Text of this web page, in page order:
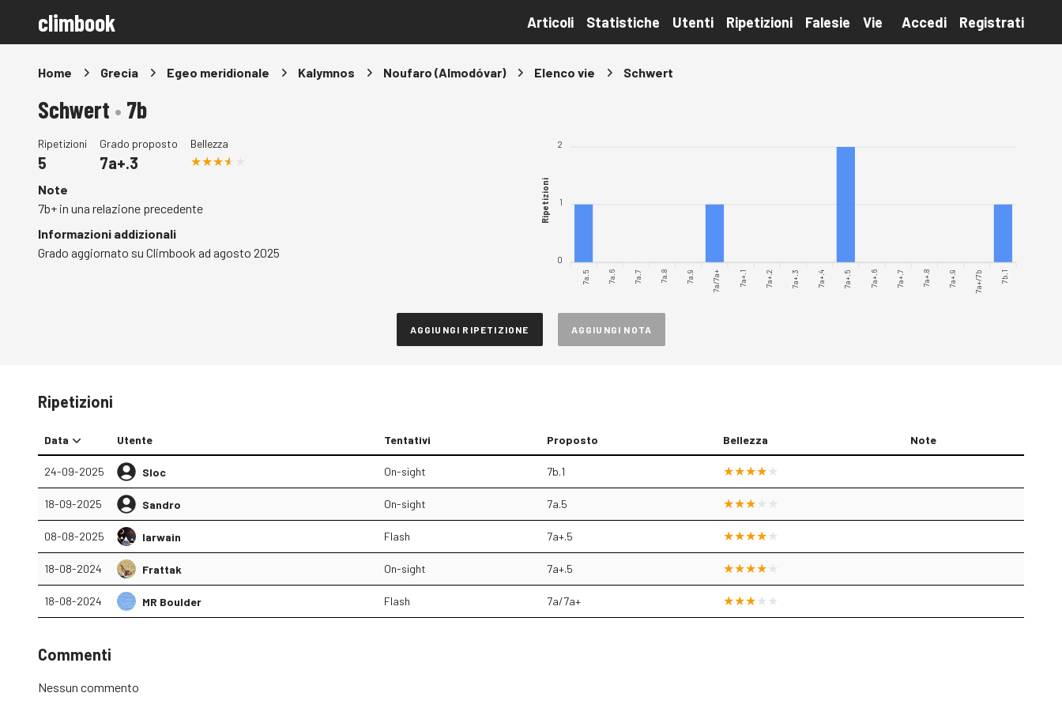
climbook Articoli Statistiche Utenti Ripetizioni Falesie Vie Accedi Registrati
Home Grecia Egeo meridionale Kalymnos Noufaro (Almodóvar) Elenco vie Schwert
Schwert • 7b
Ripetizioni
5
Grado proposto
7a+.3
Bellezza
Note
7b+ in una relazione precedente
Informazioni addizionali
Grado aggiornato su Climbook ad agosto 2025
2
1
0
Ripetizioni
7a.5 7a.6 7a.7 7a.8 7a.9 7a/7a+ 7a+.1 7a+.2 7a+.3 7a+.4 7a+.5 7a+.6 7a+.7 7a+.8 7a+.9 7a+/7b 7b.1
AGGIUNGI RIPETIZIONE AGGIUNGI NOTA
Ripetizioni
Data Utente Tentativi Proposto Bellezza Note
24-09-2025 Sloc On-sight 7b.1
18-09-2025 Sandro On-sight 7a.5
08-08-2025 Iarwain Flash 7a+.5
18-08-2024 Frattak On-sight 7a+.5
18-08-2024 MR Boulder Flash 7a/7a+
Commenti
Nessun commento